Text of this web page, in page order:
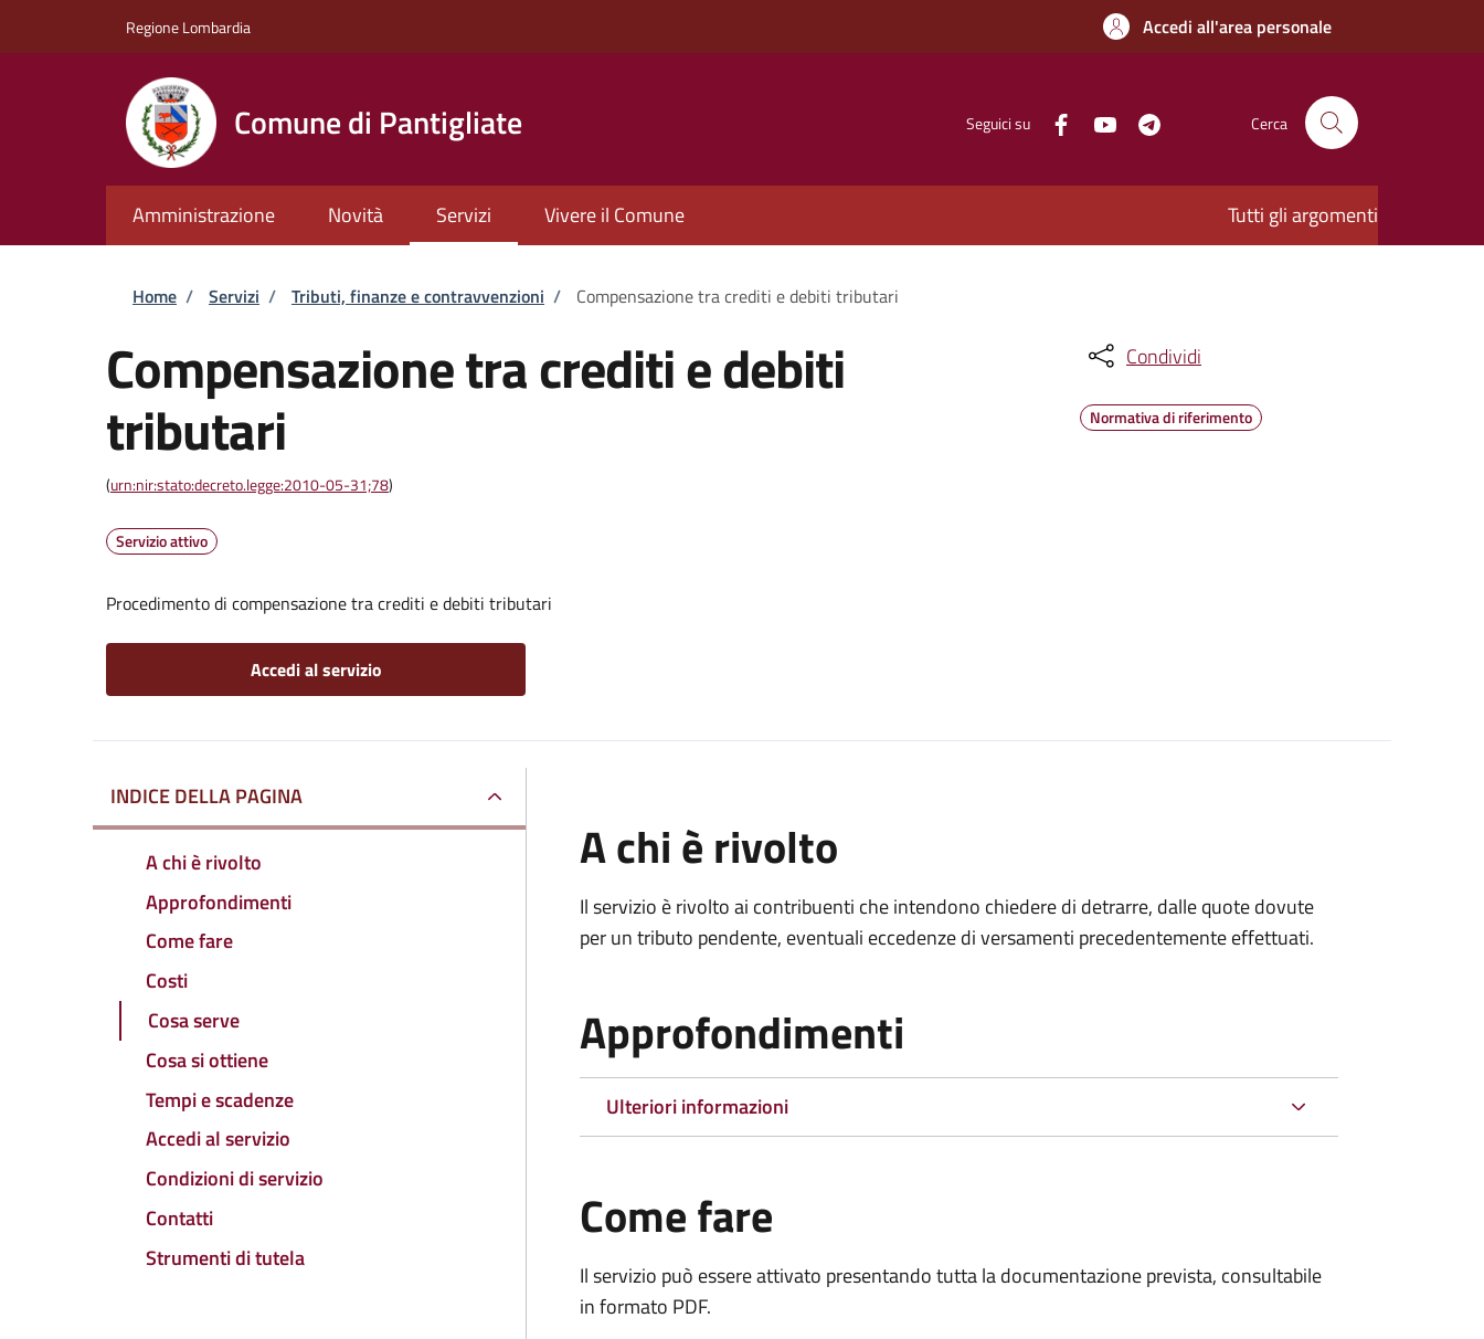
Regione Lombardia Accedi all'area personale
Comune di Pantigliate Seguici su Cerca
Amministrazione Novità Servizi Vivere il Comune Tutti gli argomenti
Briciole di pane
Home / Servizi / Tributi, finanze e contravvenzioni / Compensazione tra crediti e debiti tributari
Compensazione tra crediti e debiti
tributari
(urn:nir:stato:decreto.legge:2010-05-31;78)
Servizio attivo
Procedimento di compensazione tra crediti e debiti tributari
Accedi al servizio
Condividi
Normativa di riferimento
INDICE DELLA PAGINA
A chi è rivolto
Approfondimenti
Come fare
Costi
Cosa serve
Cosa si ottiene
Tempi e scadenze
Accedi al servizio
Condizioni di servizio
Contatti
Strumenti di tutela
A chi è rivolto
Il servizio è rivolto ai contribuenti che intendono chiedere di detrarre, dalle quote dovute
per un tributo pendente, eventuali eccedenze di versamenti precedentemente effettuati.
Approfondimenti
Ulteriori informazioni
Come fare
Il servizio può essere attivato presentando tutta la documentazione prevista, consultabile
in formato PDF.